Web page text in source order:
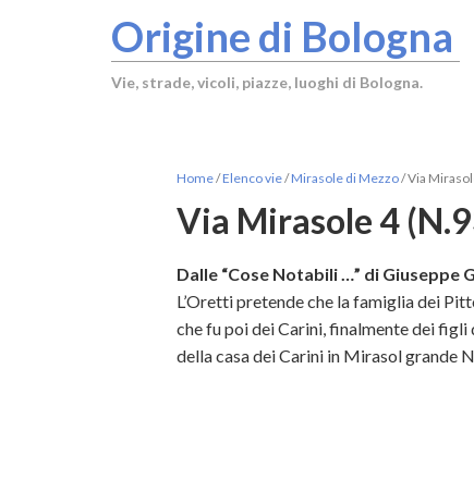
Origine di Bologna
Vie, strade, vicoli, piazze, luoghi di Bologna.
Home/Elenco vie/Mirasole di Mezzo/Via
Via Mirasole 4
Dalle “Cose Notabili …” di Giuseppe
L’Oretti pretende che la famiglia dei
che fu poi dei Carini, finalmente dei
della casa dei Carini in Mirasol grande